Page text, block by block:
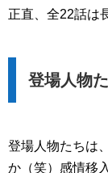
正直、全22話は
登場人物
登場人物たちは
か（笑）感情移